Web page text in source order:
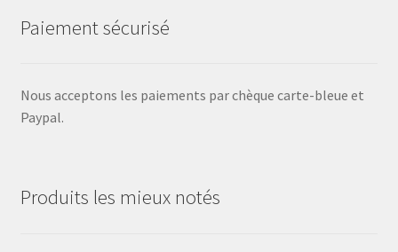
Paiement sécurisé
Nous acceptons les paiements par chèque carte-bleue et
Paypal.
Produits les mieux notés